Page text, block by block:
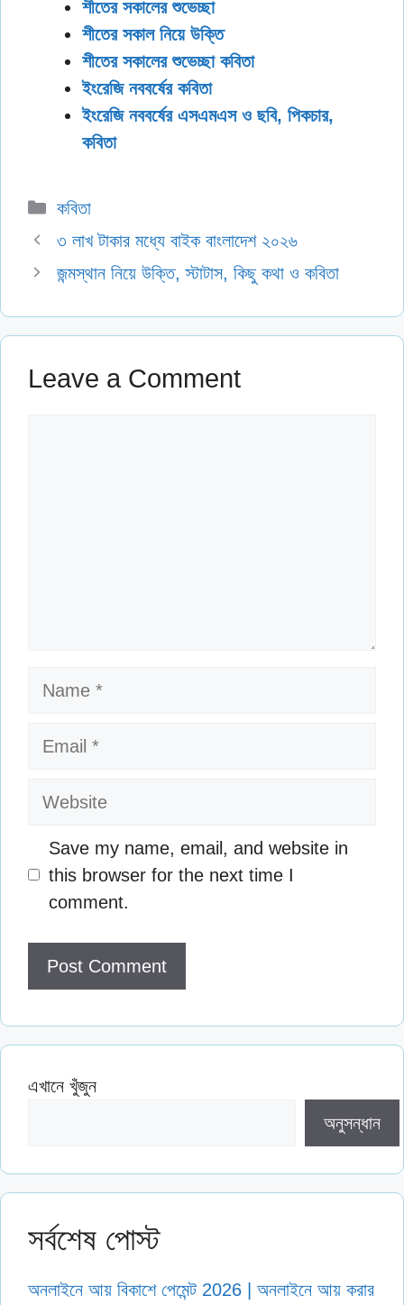
শীতের সকালের শুভেচ্ছা
শীতের সকাল নিয়ে উক্তি
শীতের সকালের শুভেচ্ছা কবিতা
ইংরেজি নববর্ষের কবিতা
ইংরেজি নববর্ষের এসএমএস ও ছবি, পিকচার,
কবিতা
Categories
কবিতা
৩ লাখ টাকার মধ্যে বাইক বাংলাদেশ ২০২৬
জন্মস্থান নিয়ে উক্তি, স্টাটাস, কিছু কথা ও কবিতা
Leave a Comment
Name
Email
Website
Save my name, email, and website in
this browser for the next time I
comment.
এখানে খুঁজুন
অনুসন্ধান
সর্বশেষ পোস্ট
অনলাইনে আয় বিকাশে পেমেন্ট 2026 | অনলাইনে আয় করার